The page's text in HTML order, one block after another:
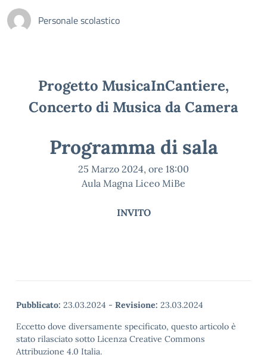
Personale scolastico
Progetto MusicaInCantiere,
Concerto di Musica da Camera
Programma di sala
25 Marzo 2024, ore 18:00
Aula Magna Liceo MiBe
INVITO
Pubblicato: 23.03.2024 - Revisione: 23.03.2024
Eccetto dove diversamente specificato, questo articolo è
stato rilasciato sotto Licenza Creative Commons
Attribuzione 4.0 Italia.